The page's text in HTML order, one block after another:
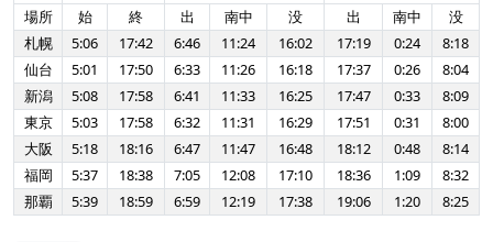
場所
始 終 出 南中 没 出 南中
没
札幌
5:06 17:42 6:46 11:24 16:02 17:19 0:24
8:18
仙台
5:01 17:50 6:33 11:26 16:18 17:37 0:26
8:04
新潟
5:08 17:58 6:41 11:33 16:25 17:47 0:33
8:09
東京
5:03 17:58 6:32 11:31 16:29 17:51 0:31
8:00
大阪
5:18 18:16 6:47 11:47 16:48 18:12 0:48
8:14
福岡
5:37 18:38 7:05 12:08 17:10 18:36 1:09
8:32
那覇
5:39 18:59 6:59 12:19 17:38 19:06 1:20 8:25